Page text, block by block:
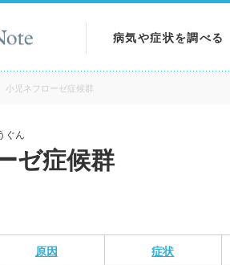
病気や症状を調べる
病気を調べる
小児ネフローゼ症候群
ぐん
ゼ症候群
原因 症状